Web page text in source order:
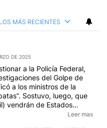
LOS MÁS RECIENTES
DE 2025
a la Policía Federal,
del Golpe de
a los ministros de la
Sostuvo, luego, que
vendrán de Estados
libertades”. (...) AhLeer mas